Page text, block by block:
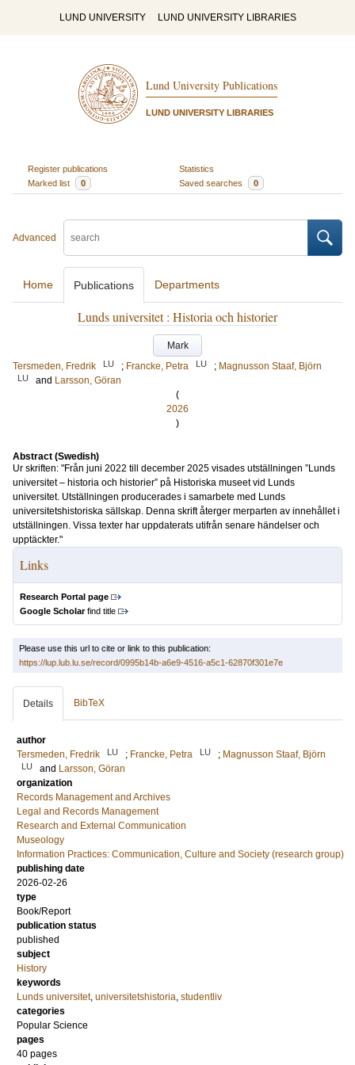
LUND UNIVERSITY LUND UNIVERSITY LIBRARIES
Lund University Publications
LUND UNIVERSITY LIBRARIES
Register publications
Statistics
Marked list
0 Saved searches 0
Advanced
Home Publications Departments
Lunds universitet : Historia och historier
Mark
Tersmeden, Fredrik
LU ; Francke, Petra LU ; Magnusson Staaf, Björn
LU and Larsson, Göran
(
2026
)
Abstract (Swedish)
Ur skriften: "Från juni 2022 till december 2025 visades utställningen ”Lunds
universitet – historia och historier” på Historiska museet vid Lunds
universitet. Utställningen producerades i samarbete med Lunds
universitetshistoriska sällskap. Denna skrift återger merparten av innehållet i
utställningen. Vissa texter har uppdaterats utifrån senare händelser och
upptäckter."
Links
Research Portal page
Google Scholarfind title
Please use this url to cite or link to this publication:
https://lup.lub.lu.se/record/0995b14b-a6e9-4516-a5c1-62870f301e7e
Details BibTeX
author
Tersmeden, Fredrik
LU ; Francke, Petra LU ; Magnusson Staaf, Björn
LU and Larsson, Göran
organization
Records Management and Archives
Legal and Records Management
Research and External Communication
Museology
Information Practices: Communication, Culture and Society (research group)
publishing date
2026-02-26
type
Book/Report
publication status
published
subject
History
keywords
Lunds universitet, universitetshistoria, studentliv
categories
Popular Science
pages
40 pages